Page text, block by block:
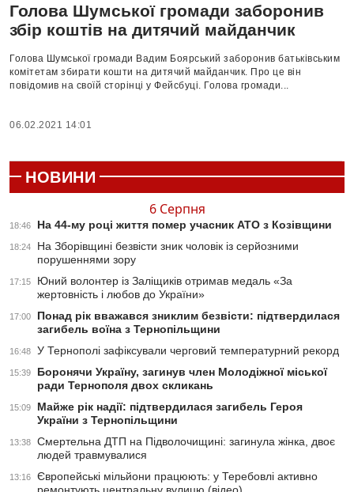
Голова Шумської громади заборонив
збір коштів на дитячий майданчик
Голова Шумської громади Вадим Боярський заборонив батьківським
комітетам збирати кошти на дитячий майданчик. Про це він
повідомив на своїй сторінці у Фейсбуці. Голова громади...
06.02.2021 14:01
НОВИНИ
6 Серпня
18:46 На 44-му році життя помер учасник АТО з Козівщини
18:24
На Зборівщині безвісти зник чоловік із серйозними
порушеннями зору
17:15
Юний волонтер із Заліщиків отримав медаль «За
жертовність і любов до України»
17:00
Понад рік вважався зниклим безвісти: підтвердилася
загибель воїна з Тернопільщини
16:48 У Тернополі зафіксували черговий температурний рекорд
15:39
Боронячи Україну, загинув член Молодіжної міської
ради Тернополя двох скликань
15:09
Майже рік надії: підтвердилася загибель Героя
України з Тернопільщини
13:38
Смертельна ДТП на Підволочищині: загинула жінка, двоє
людей травмувалися
13:16
Європейські мільйони працюють: у Теребовлі активно
ремонтують центральну вулицю (відео)